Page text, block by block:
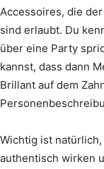
Accessoires, die
sind erlaubt. Du
über eine Party
kannst, dass dann
Brillant auf dem
Wichtig ist
authentisch wirken